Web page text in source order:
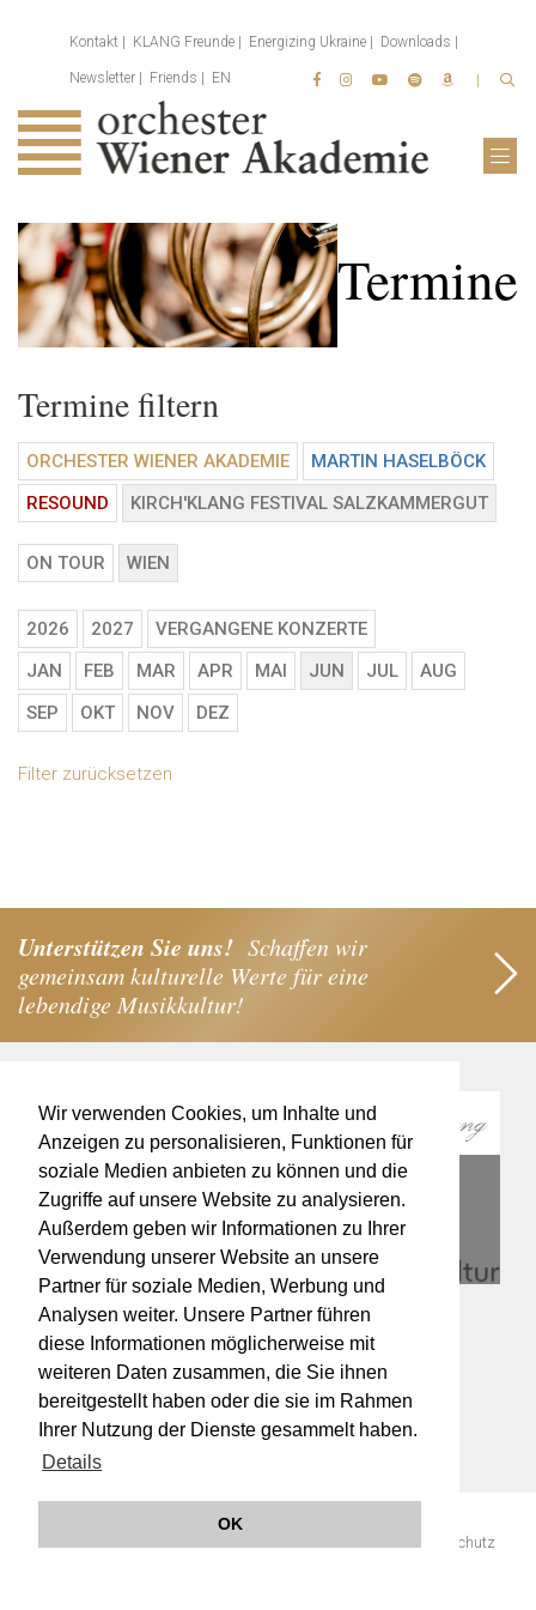
Wir verwenden Cookies, um Inhalte und
Anzeigen zu personalisieren, Funktionen für
soziale Medien anbieten zu können und die
Zugriffe auf unsere Website zu analysieren.
Außerdem geben wir Informationen zu Ihrer
Verwendung unserer Website an unsere
Partner für soziale Medien, Werbung und
Analysen weiter. Unsere Partner führen
diese Informationen möglicherweise mit
weiteren Daten zusammen, die Sie ihnen
bereitgestellt haben oder die sie im Rahmen
Ihrer Nutzung der Dienste gesammelt haben.
Details
OK
Kontakt KLANG Freunde Energizing Ukraine Downloads
Newsletter Friends EN
Termine
Termine filtern
ORCHESTER WIENER AKADEMIE
MARTIN HASELBÖCK
RESOUND
KIRCH'KLANG FESTIVAL SALZKAMMERGUT
ON TOUR WIEN
2026 2027
VERGANGENE KONZERTE
JAN
FEB MAR APR MAI JUN JUL
AUG
SEP
OKT NOV DEZ
Filter zurücksetzen
Unterstützen Sie uns! Schaffen wir
gemeinsam kulturelle Werte für eine
lebendige Musikkultur!
Datenschutz